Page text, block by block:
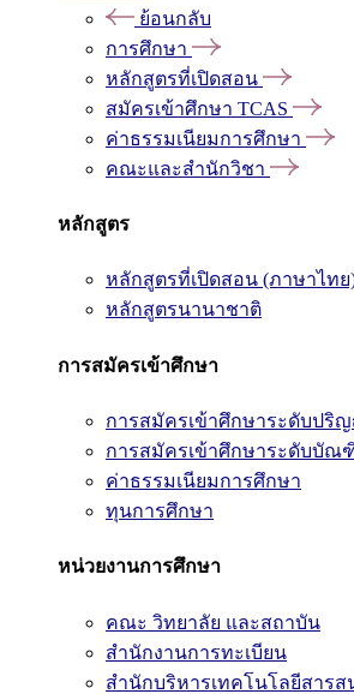
ย้อนกลับ
การศึกษา
หลักสูตรที่เปิดสอน
สมัครเข้าศึกษา TCAS
ค่าธรรมเนียมการศึกษา
คณะและสำนักวิชา
หลักสูตร
หลักสูตรที่เปิดสอน (ภาษาไทย
หลักสูตรนานาชาติ
การสมัครเข้าศึกษา
การสมัครเข้าศึกษาระดับป
การสมัครเข้าศึกษาระดับบัณ
ค่าธรรมเนียมการศึกษา
ทุนการศึกษา
หน่วยงานการศึกษา
คณะ วิทยาลัย และสถาบัน
สำนักงานการทะเบียน
สำนักบริหารเทคโนโลยีสารส